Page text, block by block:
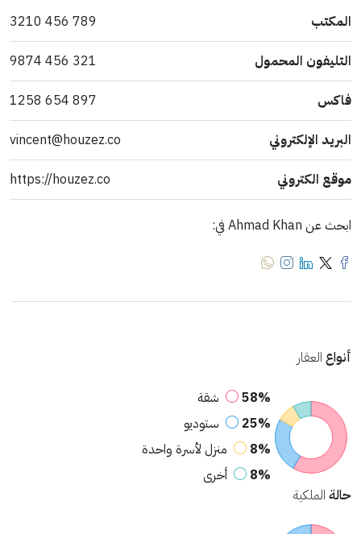
المكتب 789 456 3210
التليفون المحمول 321 456 9874
فاكس 897 654 1258
البريد الإلكتروني vincent@houzez.co
موقع الكتروني https://houzez.co
ابحث عن Ahmad Khan في:
أنواع العقار
58%
شقة
25%
ستوديو
8%
منزل لأسرة واحدة
8%
أخرى
حالة الملكية